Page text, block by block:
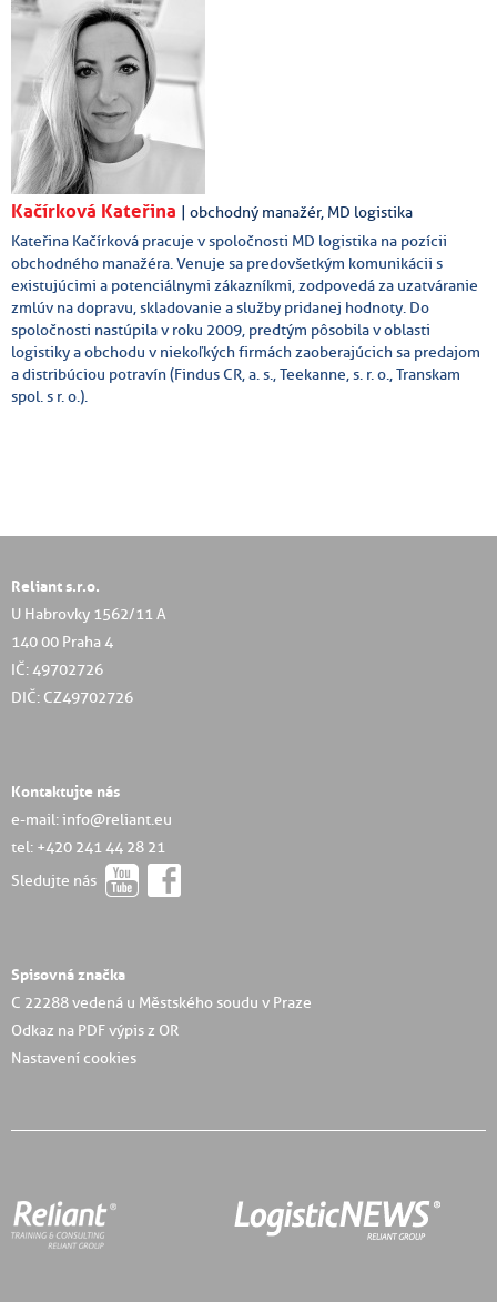
Kačírková Kateřina | obchodný manažér, MD logistika
Kateřina Kačírková pracuje v spoločnosti MD logistika na pozícii
obchodného manažéra. Venuje sa predovšetkým komunikácii s
existujúcimi a potenciálnymi zákazníkmi, zodpovedá za uzatváranie
zmlúv na dopravu, skladovanie a služby pridanej hodnoty. Do
spoločnosti nastúpila v roku 2009, predtým pôsobila v oblasti
logistiky a obchodu v niekoľkých firmách zaoberajúcich sa predajom
a distribúciou potravín (Findus CR, a. s., Teekanne, s. r. o., Transkam
spol. s r. o.).
Reliant s.r.o.
U Habrovky 1562/11 A
140 00 Praha 4
IČ: 49702726
DIČ: CZ49702726
Kontaktujte nás
e-mail: info@reliant.eu
tel: +420 241 44 28 21
Sledujte nás
Spisovná značka
C 22288 vedená u Městského soudu v Praze
Odkaz na PDF výpis z OR
Nastavení cookies